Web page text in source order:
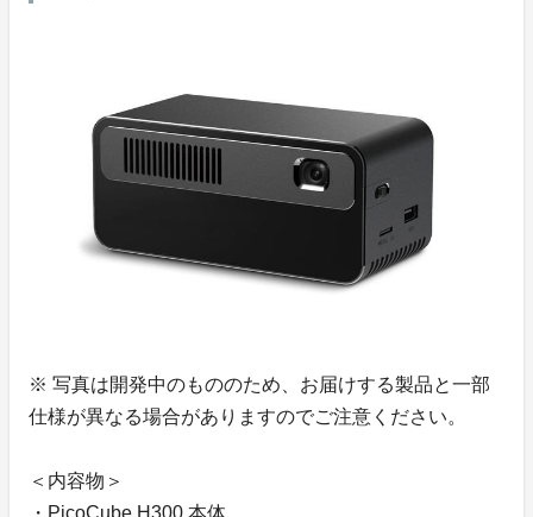
※ 写真は開発中のもののため、お届けする製品と一部
仕様が異なる場合がありますのでご注意ください。
＜内容物＞
・PicoCube H300 本体